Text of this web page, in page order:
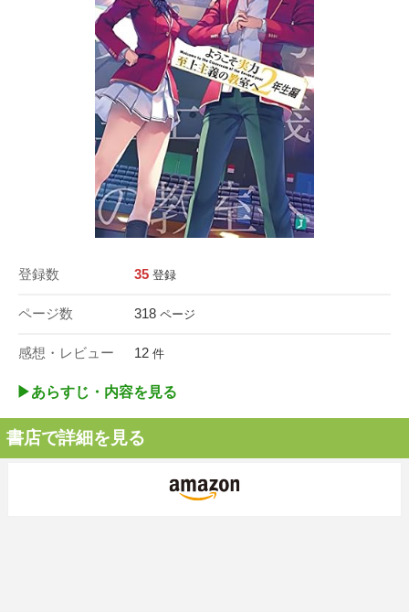
登録数 35 登録
ページ数 318 ページ
感想・レビュー 12 件
▶︎あらすじ・内容を見る
書店で詳細を見る